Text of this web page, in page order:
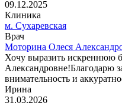
09.12.2025
Клиника
м. Сухаревская
Врач
Моторина Олеся
Хочу выразить искреннюю
Александровне!Благодарю
внимательность и
Ирина
31.03.2026